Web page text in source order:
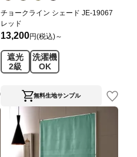
チョークライン シェード JE-19067
レッド
13,200円(税込)～
遮光
2級
洗濯機
OK
無料生地サンプル